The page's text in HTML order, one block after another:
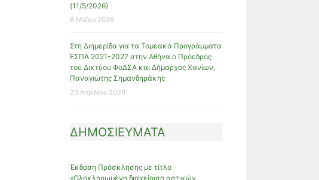
(11/5/2026)
6 Μαΐου 2026
Στη Διημερίδα για τα Τομεακά Προγράμματα
ΕΣΠΑ 2021-2027 στην Αθήνα ο Πρόεδρος
του Δικτύου ΦοΔΣΑ και Δήμαρχος Χανίων,
Παναγιώτης Σημανδηράκης
23 Απριλίου 2026
ΔΗΜΟΣΙΕΥΜΑΤΑ
Έκδοση Πρόσκλησης με τίτλο
«Ολοκληρωμένη διαχείριση αστικών